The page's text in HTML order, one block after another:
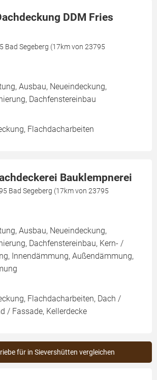
DDM Fries
Bad Segeberg (17km von 23795
Ausbau, Neueindeckung,
Dachfenstereinbau
Flachdacharbeiten
Bauklempnerei
Bad Segeberg (17km von 23795
Ausbau, Neueindeckung,
Dachfenstereinbau, Kern- /
Innendämmung, Außendämmung,
Flachdacharbeiten, Dach /
/ Fassade, Kellerdecke
für in Sievershütten vergleichen